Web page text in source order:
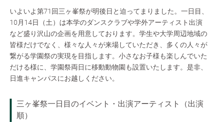
いよいよ第71回三ヶ峯祭が明後日と迫ってまりました。一日目、
10月14日（土）は本学のダンスクラブや学外アーティスト出演
など盛り沢山の企画を用意しております。学生や大学周辺地域の
皆様だけでなく、様々な人々が来場していただき、多くの人々が
繋がる学園祭の実現を目指します。小さなお子様も楽しんでいた
だける様に、学園祭両日に移動動物園も設置いたします。是非、
日進キャンパスにお越しください。
三ヶ峯祭一日目のイベント・出演アーティスト（出演
順）